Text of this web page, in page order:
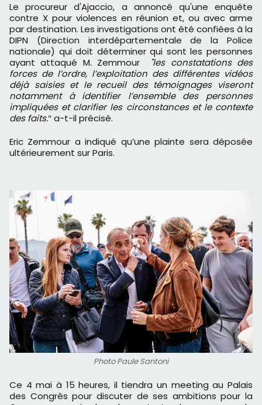
Le procureur d'Ajaccio, a annoncé qu'une enquête
contre X pour violences en réunion et, ou avec arme
par destination. Les investigations ont été confiées à la
DIPN (Direction interdépartementale de la Police
nationale) qui doit déterminer qui sont les personnes
ayant attaqué M. Zemmour"les constatations des
forces de l’ordre, l’exploitation des différentes vidéos
déjà saisies et le recueil des témoignages viseront
notamment à identifier l’ensemble des personnes
impliquées et clarifier les circonstances et le contexte
des faits." a-t-il précisé.
Eric Zemmour a indiqué qu’une plainte sera déposée
ultérieurement sur Paris.
Photo Paule Santoni
Ce 4 mai à 15 heures, il tiendra un meeting au Palais
des Congrès pour discuter de ses ambitions pour la